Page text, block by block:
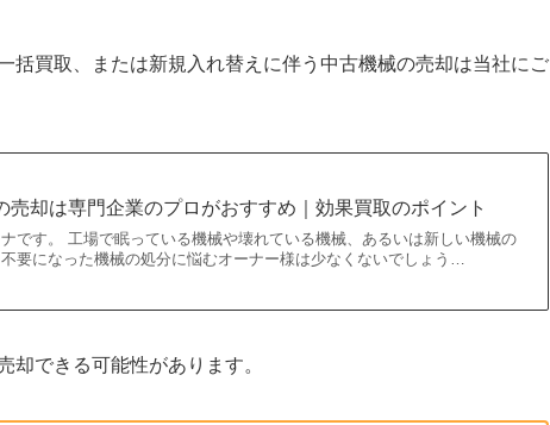
括買取、または新規入れ替えに伴う中古機械の売却は当社にご
売却は専門企業のプロがおすすめ｜効果買取のポイント
です。 工場で眠っている機械や壊れている機械、あるいは新しい機械の
要になった機械の処分に悩むオーナー様は少なくないでしょう…
却できる可能性があります。